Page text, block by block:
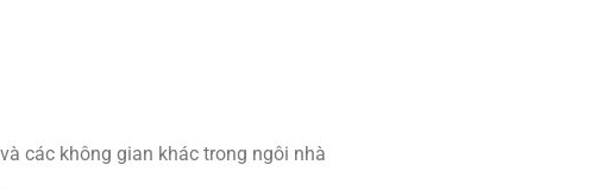
các không gian khác trong ngôi nhà